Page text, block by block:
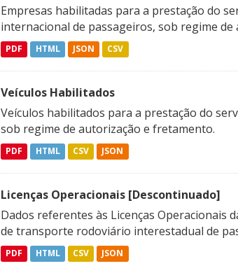
Empresas habilitadas para a prestação do
internacional de passageiros, sob regime
PDF HTML JSON CSV
Veículos Habilitados
Veículos habilitados para a prestação do
sob regime de autorização e fretamento.
PDF HTML CSV JSON
Licenças Operacionais [Descontinuado]
Dados referentes às Licenças Operacionais
de transporte rodoviário interestadual de
PDF HTML CSV JSON